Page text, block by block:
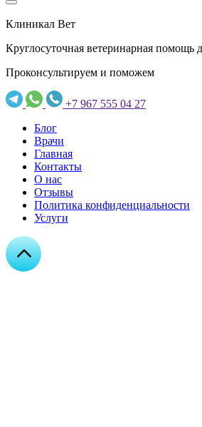
Клиникал Вет
Круглосуточная ветеринарная помощь
Проконсультируем и поможем
+7 967 555 04 27
Блог
Врачи
Главная
Контакты
О нас
Отзывы
Политика конфиденциальности
Услуги